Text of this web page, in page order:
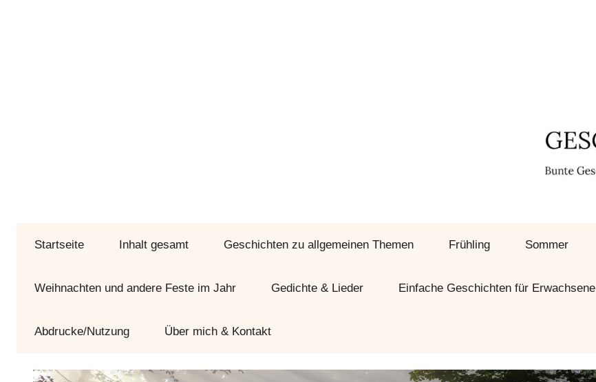
und
Tag
Startseite Inhalt gesamt Geschichten zu allgemeinen Themen Frühling Sommer
Weihnachten und andere Feste im Jahr Gedichte & Lieder Einfache Geschichten für Erwachsene
Abdrucke/Nutzung Über mich & Kontakt